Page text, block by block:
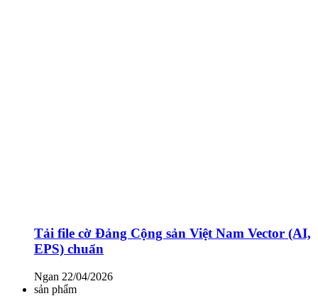
Tải file cờ Đảng Cộng sản Việt Nam Vector (AI,
EPS) chuẩn
Ngan 22/04/2026
sản phẩm